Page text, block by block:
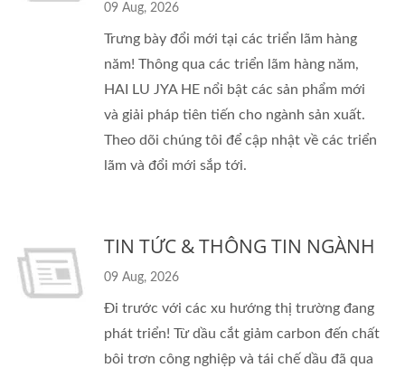
09 Aug, 2026
Trưng bày đổi mới tại các triển lãm hàng
năm! Thông qua các triển lãm hàng năm,
HAI LU JYA HE nổi bật các sản phẩm mới
và giải pháp tiên tiến cho ngành sản xuất.
Theo dõi chúng tôi để cập nhật về các triển
lãm và đổi mới sắp tới.
TIN TỨC & THÔNG TIN NGÀNH
09 Aug, 2026
Đi trước với các xu hướng thị trường đang
phát triển! Từ dầu cắt giảm carbon đến chất
bôi trơn công nghiệp và tái chế dầu đã qua